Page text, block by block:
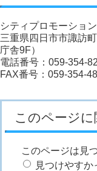
シティプロモーショ
三重県四日市市諏訪
庁舎9F）
電話番号：059-354-
FAX番号：059-354-
このページ
このページは見
見つけやすか